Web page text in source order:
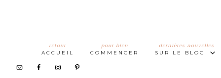
retour
ACCUEIL
pour bien
COMMENCER
dernières nouvelles
SUR LE BLOG